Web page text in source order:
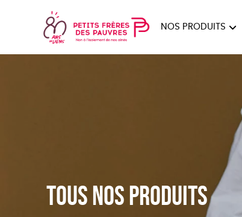
NOS PRODUITS
Tous nos produits